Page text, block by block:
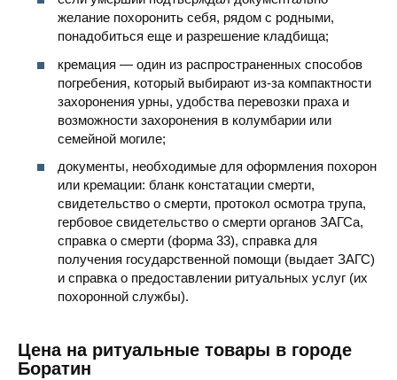
желание похоронить себя, рядом с родными,
понадобиться еще и разрешение кладбища;
кремация — один из распространенных способов
погребения, который выбирают из-за компактности
захоронения урны, удобства перевозки праха и
возможности захоронения в колумбарии или
семейной могиле;
документы, необходимые для оформления похорон
или кремации: бланк констатации смерти,
свидетельство о смерти, протокол осмотра трупа,
гербовое свидетельство о смерти органов ЗАГСа,
справка о смерти (форма 33), справка для
получения государственной помощи (выдает ЗАГС)
и справка о предоставлении ритуальных услуг (их
похоронной службы).
Цена на ритуальные товары в городе
Боратин